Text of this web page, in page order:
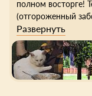
полном восторге!
(отгороженный
уютная и
уличные игры,
вечерами, мы
просмотром на
а ещё нас
Развернуть